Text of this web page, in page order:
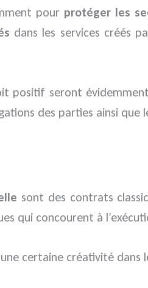
pour protéger les
dans les services créés
seront
des parties ainsi que
sont des contrats
qui concourent à
certaine créativité dans